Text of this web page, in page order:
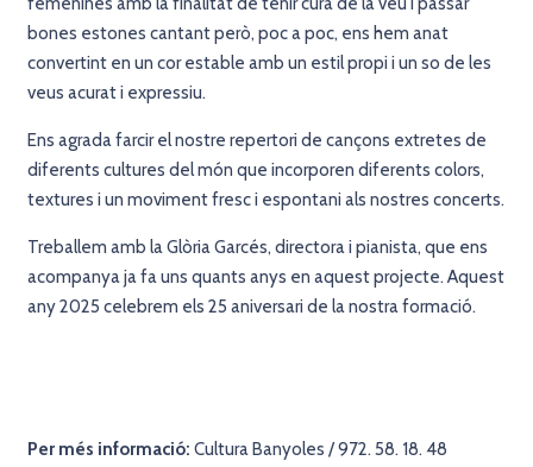
bones estones cantant però, poc a poc, ens hem anat
convertint en un cor estable amb un estil propi i un so de les
veus acurat i expressiu.
Ens agrada farcir el nostre repertori de cançons extretes de
diferents cultures del món que incorporen diferents colors,
textures i un moviment fresc i espontani als nostres concerts.
Treballem amb la Glòria Garcés, directora i pianista, que ens
acompanya ja fa uns quants anys en aquest projecte. Aquest
any 2025 celebrem els 25 aniversari de la nostra formació.
Per més informació: Cultura Banyoles /972. 58. 18. 48